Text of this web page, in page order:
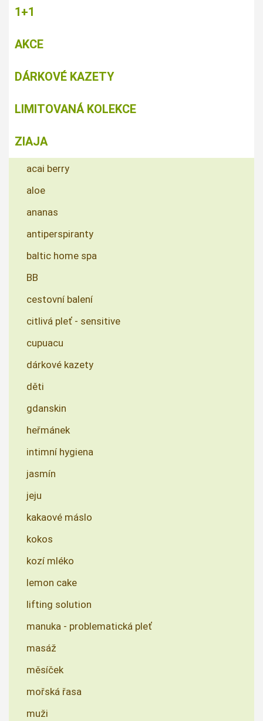
1+1
AKCE
DÁRKOVÉ KAZETY
LIMITOVANÁ KOLEKCE
ZIAJA
acai berry
aloe
ananas
antiperspiranty
baltic home spa
BB
cestovní balení
citlivá pleť - sensitive
cupuacu
dárkové kazety
děti
gdanskin
heřmánek
intimní hygiena
jasmín
jeju
kakaové máslo
kokos
kozí mléko
lemon cake
lifting solution
manuka - problematická pleť
masáž
měsíček
mořská řasa
muži